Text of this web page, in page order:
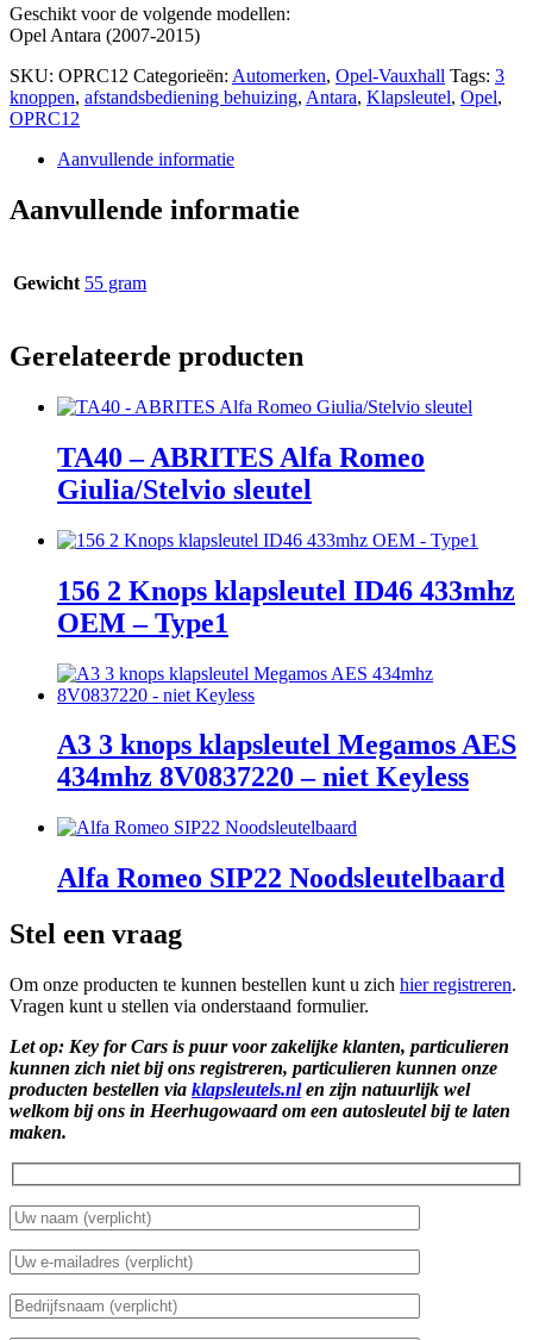
Geschikt voor de volgende modellen:
Opel Antara (2007-2015)
SKU: OPRC12 Categorieën: Automerken, Opel-Vauxhall Tags: 3
knoppen, afstandsbediening behuizing, Antara, Klapsleutel, Opel,
OPRC12
Aanvullende informatie
Aanvullende informatie
Gewicht 55 gram
Gerelateerde producten
TA40 – ABRITES Alfa Romeo
Giulia/Stelvio sleutel
156 2 Knops klapsleutel ID46 433mhz
OEM – Type1
A3 3 knops klapsleutel Megamos AES
434mhz 8V0837220 – niet Keyless
Alfa Romeo SIP22 Noodsleutelbaard
Stel een vraag
Om onze producten te kunnen bestellen kunt u zich hier registreren.
Vragen kunt u stellen via onderstaand formulier.
Let op: Key for Cars is puur voor zakelijke klanten, particulieren
kunnen zich niet bij ons registreren, particulieren kunnen onze
producten bestellen via klapsleutels.nlen zijn natuurlijk wel
welkom bij ons in Heerhugowaard om een autosleutel bij te laten
maken.